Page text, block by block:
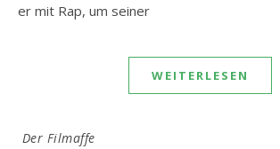
er mit Rap, um seiner
WEITERLESEN
Der Filmaffe